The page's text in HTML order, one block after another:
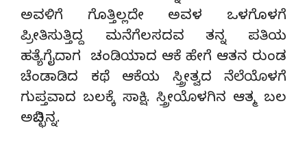
ಅವಳಿಗೆ ಗೊತ್ತಿಲ್ಲದೇ ಅವಳ ಒಳಗೊಳಗೆ
ಪ್ರೀತಿಸುತ್ತಿದ್ದ ಮನೆಗೆಲಸದವ ತನ್ನ ಪತಿಯ
ಹತ್ಯೆಗೈದಾಗ ಚಂಡಿಯಾದ ಆಕೆ ಹೇಗೆ ಆತನ ರುಂಡ
ಚೆಂಡಾಡಿದ ಕಥೆ ಆಕೆಯ ಸ್ತ್ರೀತ್ವದ ನೆಲೆಯೊಳಗೆ
ಗುಪ್ತವಾದ ಬಲಕ್ಕೆ ಸಾಕ್ಷಿ. ಸ್ತ್ರೀಯೊಳಗಿನ ಆತ್ಮ ಬಲ
ಅವಿಚ್ಛಿನ್ನ.